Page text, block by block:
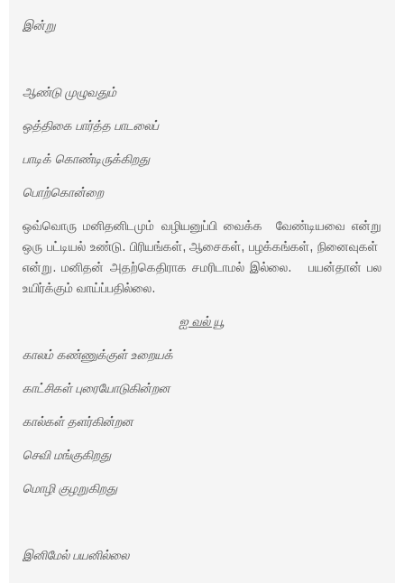
இன்று
ஆண்டு முழுவதும்
ஒத்திகை பார்த்த பாடலைப்
பாடிக் கொண்டிருக்கிறது
பொற்கொன்றை
ஒவ்வொரு மனிதனிடமும் வழியனுப்பி வைக்க வேண்டியவை என்று
ஒரு பட்டியல் உண்டு. பிரியங்கள், ஆசைகள், பழக்கங்கள், நினைவுகள்
என்று. மனிதன் அதற்கெதிராக சமரிடாமல் இல்லை. பயன்தான் பல
உயிர்க்கும் வாய்ப்பதில்லை.
ஐ வல் யூ
காலம் கண்ணுக்குள் உறையக்
காட்சிகள் புரையோடுகின்றன
கால்கள் தளர்கின்றன
செவி மங்குகிறது
மொழி குழறுகிறது
இனிமேல் பயனில்லை